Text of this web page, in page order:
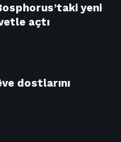
yeni
açtı
dostlarını